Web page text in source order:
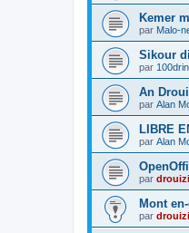
Kemer
par Malo-
Sikour
par
An
par Alan
LIBRE
par Alan
par
Mont
par